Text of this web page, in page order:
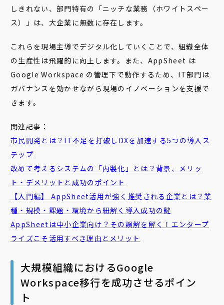
しきれない、部門特有の「ニッチな業務（ホワイトスペー
ス）」は、大企業に無数に存在します。
これらを現場主導でデジタル化していくことで、組織全体
の生産性は飛躍的に向上します。また、AppSheet は
Google Workspace の管理下で動作するため、IT部門は
ガバナンスを効かせながら現場のイノベーションを支援で
きます。
関連記事：
市民開発とは？IT不足を打破しDXを加速する5つの導入ス
テップ
改めて考えるシステムの「内製化」とは？背景、メリッ
ト・デメリットと成功のポイント
【入門編】 AppSheet活用が強く推奨される企業とは？業
種・規模・課題・環境から紐解く導入成功の鍵
AppSheetは中小企業向け？その誤解を解く！エンタープ
ライズこそ活用すべき理由とメリット
大規模組織におけるGoogle
Workspace移行を成功させるポイン
ト